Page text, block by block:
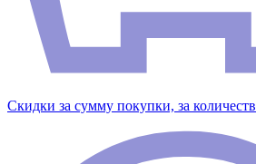
Скидки за сумму покупки, за